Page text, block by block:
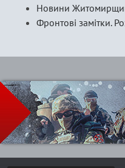
Новини
Фронтові замітки.